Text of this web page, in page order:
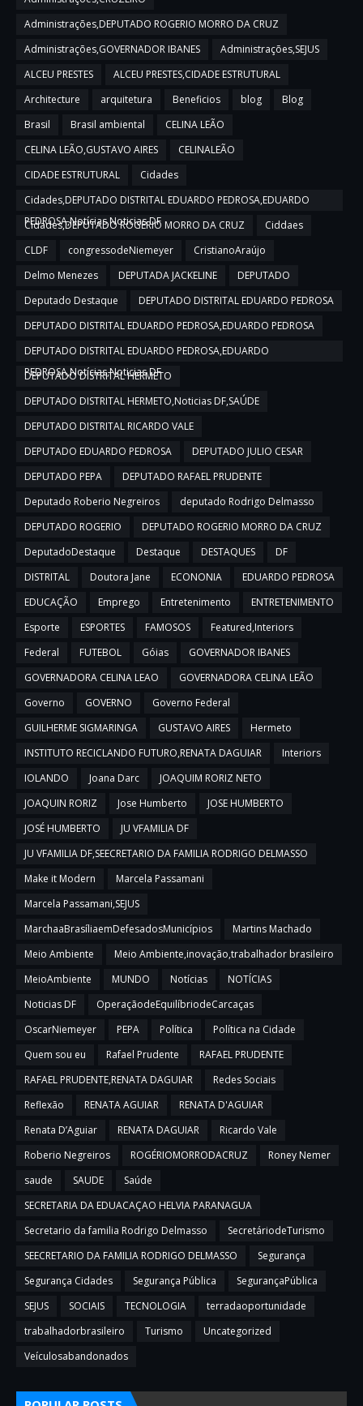
Administrações,DEPUTADO ROGERIO MORRO DA CRUZ
Administrações,GOVERNADOR IBANES
Administrações,SEJUS
ALCEU PRESTES
ALCEU PRESTES,CIDADE ESTRUTURAL
Architecture
arquitetura Beneficios blog
Blog
Brasil
Brasil ambiental
CELINA LEÃO
CELINA LEÃO,GUSTAVO AIRES
CELINALEÃO
CIDADE ESTRUTURAL
Cidades
Cidades,DEPUTADO DISTRITAL EDUARDO PEDROSA,EDUARDO
PEDROSA,Notícias,Noticias DF
Cidades,DEPUTADO ROGERIO MORRO DA CRUZ
Ciddaes
CLDF
congressodeNiemeyer
CristianoAraújo
Delmo Menezes
DEPUTADA JACKELINE
DEPUTADO
Deputado Destaque
DEPUTADO DISTRITAL EDUARDO PEDROSA
DEPUTADO DISTRITAL EDUARDO PEDROSA,EDUARDO PEDROSA
DEPUTADO DISTRITAL EDUARDO PEDROSA,EDUARDO
PEDROSA,Notícias,Noticias DF
DEPUTADO DISTRITAL HERMETO
DEPUTADO DISTRITAL HERMETO,Noticias DF,SAÚDE
DEPUTADO DISTRITAL RICARDO VALE
DEPUTADO EDUARDO PEDROSA
DEPUTADO JULIO CESAR
DEPUTADO PEPA
DEPUTADO RAFAEL PRUDENTE
Deputado Roberio Negreiros
deputado Rodrigo Delmasso
DEPUTADO ROGERIO
DEPUTADO ROGERIO MORRO DA CRUZ
DeputadoDestaque
Destaque DESTAQUES
DF
DISTRITAL
Doutora Jane ECONONIA
EDUARDO PEDROSA
EDUCAÇÃO
Emprego Entretenimento
ENTRETENIMENTO
Esporte
ESPORTES FAMOSOS
Featured,Interiors
Federal
FUTEBOL Góias
GOVERNADOR IBANES
GOVERNADORA CELINA LEAO
GOVERNADORA CELINA LEÃO
Governo
GOVERNO
Governo Federal
GUILHERME SIGMARINGA
GUSTAVO AIRES
Hermeto
INSTITUTO RECICLANDO FUTURO,RENATA DAGUIAR
Interiors
IOLANDO
Joana Darc
JOAQUIM RORIZ NETO
JOAQUIN RORIZ
Jose Humberto
JOSE HUMBERTO
JOSÉ HUMBERTO
JU VFAMILIA DF
JU VFAMILIA DF,SEECRETARIO DA FAMILIA RODRIGO DELMASSO
Make it Modern
Marcela Passamani
Marcela Passamani,SEJUS
MarchaaBrasíliaemDefesadosMunicípios
Martins Machado
Meio Ambiente
Meio Ambiente,inovação,trabalhador brasileiro
MeioAmbiente
MUNDO Notícias
NOTÍCIAS
Noticias DF
OperaçãodeEquilíbriodeCarcaças
OscarNiemeyer
PEPA Política
Política na Cidade
Quem sou eu
Rafael Prudente
RAFAEL PRUDENTE
RAFAEL PRUDENTE,RENATA DAGUIAR
Redes Sociais
Reflexão
RENATA AGUIAR
RENATA D'AGUIAR
Renata D’Aguiar
RENATA DAGUIAR
Ricardo Vale
Roberio Negreiros
ROGÉRIOMORRODACRUZ
Roney Nemer
saude
SAUDE
Saúde
SECRETARIA DA EDUACAÇAO HELVIA PARANAGUA
Secretario da familia Rodrigo Delmasso
SecretáriodeTurismo
SEECRETARIO DA FAMILIA RODRIGO DELMASSO
Segurança
Segurança Cidades
Segurança Pública
SegurançaPública
SEJUS
SOCIAIS TECNOLOGIA
terradaoportunidade
trabalhadorbrasileiro
Turismo
Uncategorized
Veículosabandonados